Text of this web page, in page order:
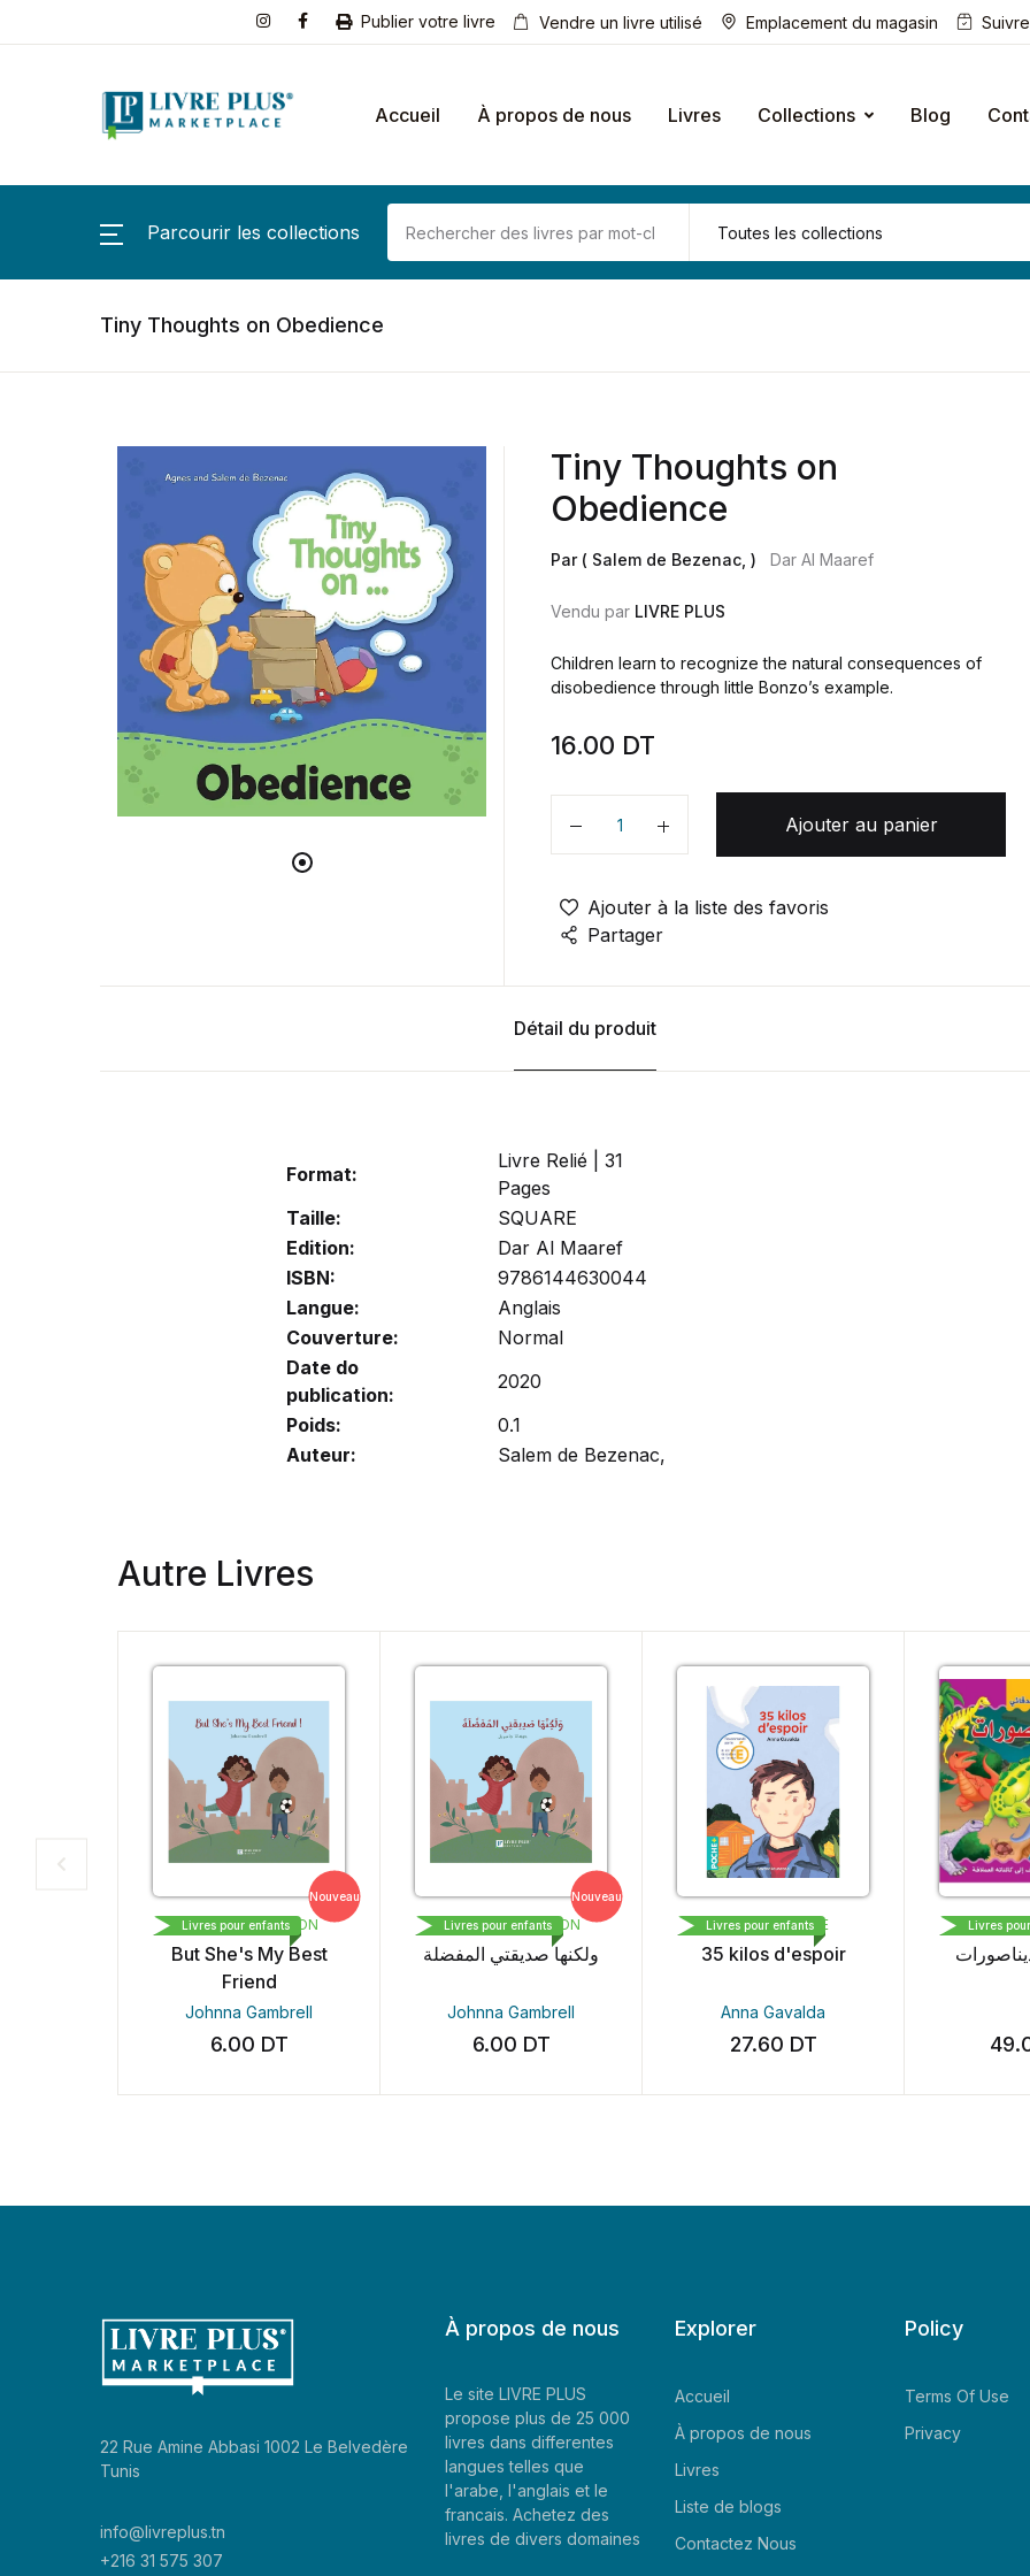
Publier votre livre Vendre un livre utilisé Emplacement du magasin
Accueil À propos de nous Livres Collections Blog
Parcourir les collections
Tiny Thoughts on Obedience
Tiny Thoughts on
Obedience
Par ( Salem de Bezenac, ) Dar Al Maaref
Vendu par LIVRE PLUS
Children learn to recognize the natural consequences of
disobedience through little Bonzo’s example.
16.00 DT
Quantité
Ajouter au panier
Ajouter à la liste des favoris
Partager
Détail du produit
Format:
Livre Relié | 31
Pages
Taille:
SQUARE
Edition:
Dar Al Maaref
ISBN:
9786144630044
Langue:
Anglais
Couverture:
Normal
Date do
publication:
2020
Poids:
0.1
Auteur:
Salem de Bezenac,
Autre Livres
LIVRE PLUS EDITION
But She's My Best
Friend
Johnna Gambrell
6.00DT
Nouveau
Livres pour enfants LIVRE PLUS EDITION
ولكنها صديقتي المفضلة
Johnna Gambrell
6.00DT
Nouveau
Livres pour enfants BAYARD PRESSE
35 kilos d'espoir
Anna Gavalda
27.60DT
Livres pour enfants DAR AL
الديناصورات
49.00
Livres pour
22 Rue Amine Abbasi 1002 Le Belvedère
Tunis
info@livreplus.tn
+216 31 575 307
À propos de nous
Le site LIVRE PLUS
propose plus de 25 000
livres dans differentes
langues telles que
l'arabe, l'anglais et le
francais. Achetez des
livres de divers domaines
Explorer
Accueil
À propos de nous
Livres
Liste de blogs
Contactez Nous
Policy
Terms Of Use
Privacy